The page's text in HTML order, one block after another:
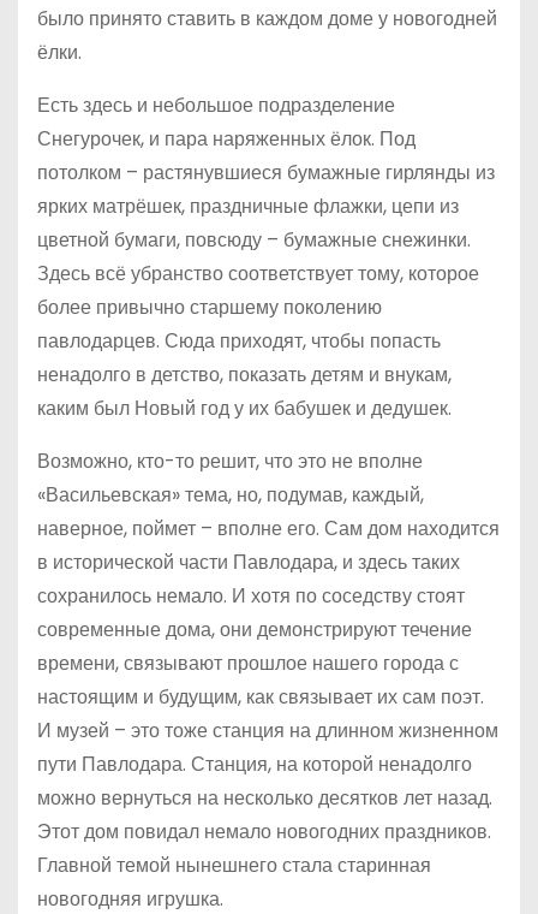
было принято ставить в каждом доме у новогодней
ёлки.
Есть здесь и небольшое подразделение
Снегурочек, и пара наряженных ёлок. Под
потолком – растянувшиеся бумажные гирлянды из
ярких матрёшек, праздничные флажки, цепи из
цветной бумаги, повсюду – бумажные снежинки.
Здесь всё убранство соответствует тому, которое
более привычно старшему поколению
павлодарцев. Сюда приходят, чтобы попасть
ненадолго в детство, показать детям и внукам,
каким был Новый год у их бабушек и дедушек.
Возможно, кто-то решит, что это не вполне
«Васильевская» тема, но, подумав, каждый,
наверное, поймет – вполне его. Сам дом находится
в исторической части Павлодара, и здесь таких
сохранилось немало. И хотя по соседству стоят
современные дома, они демонстрируют течение
времени, связывают прошлое нашего города с
настоящим и будущим, как связывает их сам поэт.
И музей – это тоже станция на длинном жизненном
пути Павлодара. Станция, на которой ненадолго
можно вернуться на несколько десятков лет назад.
Этот дом повидал немало новогодних праздников.
Главной темой нынешнего стала старинная
новогодняя игрушка.